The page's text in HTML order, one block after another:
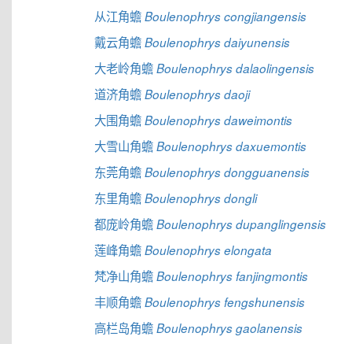
从江角蟾Boulenophrys congjiangensis
戴云角蟾Boulenophrys daiyunensis
大老岭角蟾Boulenophrys dalaolingensis
道济角蟾Boulenophrys daoji
大围角蟾Boulenophrys daweimontis
大雪山角蟾Boulenophrys daxuemontis
东莞角蟾Boulenophrys dongguanensis
东里角蟾Boulenophrys dongli
都庞岭角蟾Boulenophrys dupanglingensis
莲峰角蟾Boulenophrys elongata
梵净山角蟾Boulenophrys fanjingmontis
丰顺角蟾Boulenophrys fengshunensis
高栏岛角蟾Boulenophrys gaolanensis